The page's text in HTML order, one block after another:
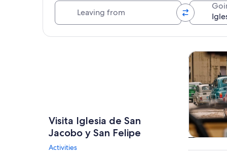
Visita Iglesia de San
Jacobo y San Felipe
Activities
Tours y